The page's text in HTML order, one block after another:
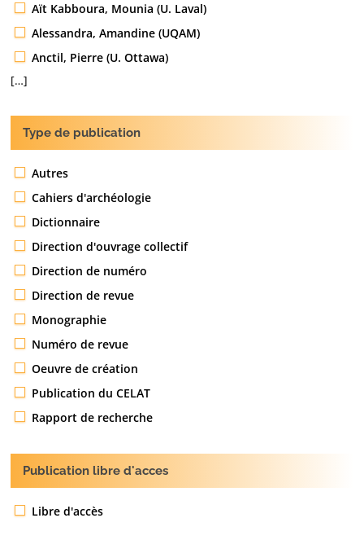
Aït Kabboura, Mounia (U. Laval)
Alessandra, Amandine (UQAM)
Anctil, Pierre (U. Ottawa)
[…]
Type de publication
Autres
Cahiers d'archéologie
Dictionnaire
Direction d'ouvrage collectif
Direction de numéro
Direction de revue
Monographie
Numéro de revue
Oeuvre de création
Publication du CELAT
Rapport de recherche
Publication libre d'acces
Libre d'accès